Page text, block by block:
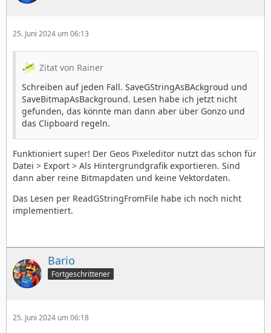
25. Juni 2024 um 06:13
Zitat von Rainer
Schreiben auf jeden Fall. SaveGStringAsBAckgroud und
SaveBitmapAsBackground. Lesen habe ich jetzt nicht
gefunden, das könnte man dann aber über Gonzo und
das Clipboard regeln.
Funktioniert super! Der Geos Pixeleditor nutzt das schon für
Datei > Export > Als Hintergrundgrafik exportieren. Sind
dann aber reine Bitmapdaten und keine Vektordaten.
Das Lesen per ReadGStringFromFile habe ich noch nicht
implementiert.
Bario
Fortgeschrittener
25. Juni 2024 um 06:18